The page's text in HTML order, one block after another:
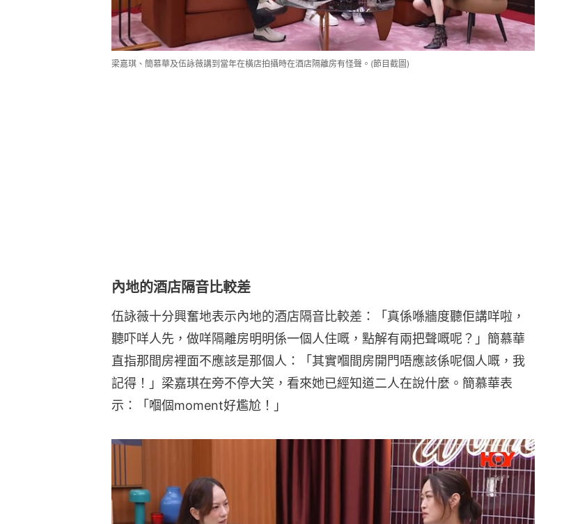
梁嘉琪、簡慕華及伍詠薇講到當年在橫店拍攝時在酒店隔離房有怪聲。(節目截圖)
內地的酒店隔音比較差
伍詠薇十分興奮地表示內地的酒店隔音比較差：「真係喺牆度聽佢講咩啦，
聽吓咩人先，做咩隔離房明明係一個人住嘅，點解有兩把聲嘅呢？」簡慕華
直指那間房裡面不應該是那個人：「其實嗰間房開門唔應該係呢個人嘅，我
記得！」梁嘉琪在旁不停大笑，看來她已經知道二人在說什麼。簡慕華表
示：「嗰個moment好尷尬！」